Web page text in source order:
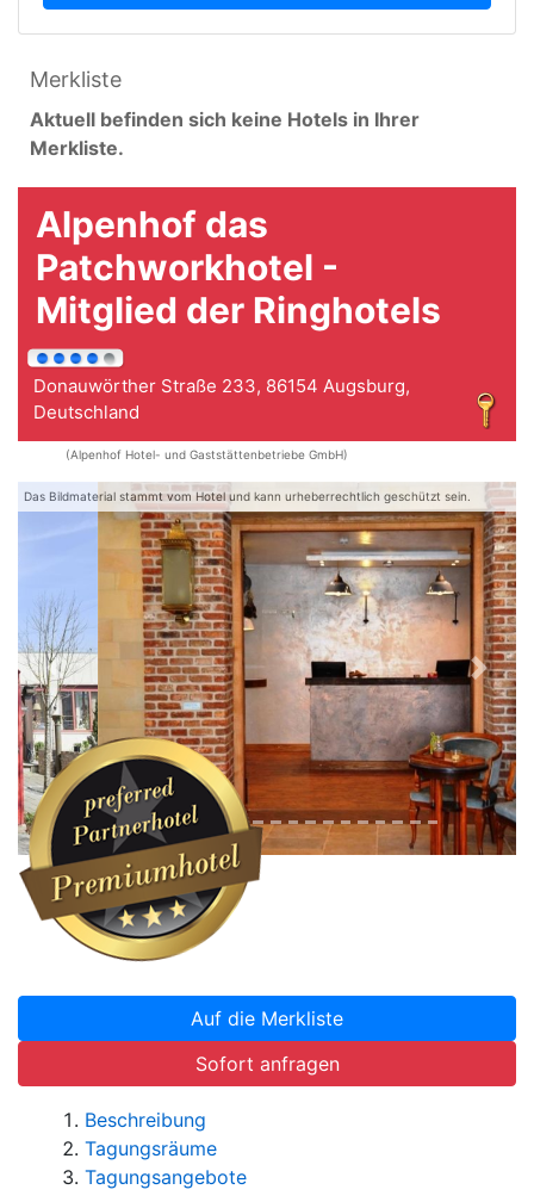
Merkliste
Aktuell befinden sich keine Hotels in Ihrer
Merkliste.
Alpenhof das
Patchworkhotel -
Mitglied der Ringhotels
Donauwörther Straße 233, 86154 Augsburg,
Deutschland
(Alpenhof Hotel- und Gaststättenbetriebe GmbH)
Das Bildmaterial stammt vom Hotel und kann urheberrechtlich geschützt sein.
Zurück
Auf die Merkliste
Sofort anfragen
Beschreibung
Tagungsräume
Tagungsangebote